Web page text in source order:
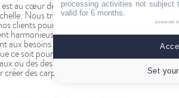
au cœur des services proposé par Label
Nous travaillons en étroite
clients pour concevoir des solutions sur
harmonieusement à l’environnement
aux besoins spécifiques de chaque projet
ce soit pour des dimensions particulières,
ou des designs uniques, nous utilisons
créer des carports qui allient esthétique et
processing activities not subject
valid for 6 months.
powered
Set